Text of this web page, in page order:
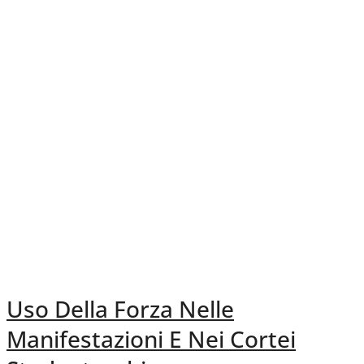
Uso Della Forza Nelle
Manifestazioni E Nei Cortei